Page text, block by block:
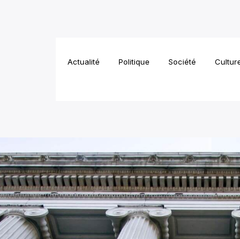
Actualité Politique Société